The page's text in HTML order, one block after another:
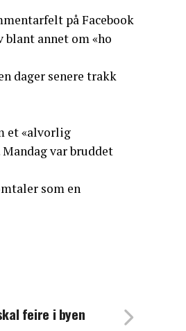
på Facebook
blant annet om «ho
dager senere trakk
et «alvorlig
var bruddet
som en
feire i byen